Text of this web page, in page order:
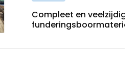
Compleet en veelzijdig in
funderingsboormaterieel